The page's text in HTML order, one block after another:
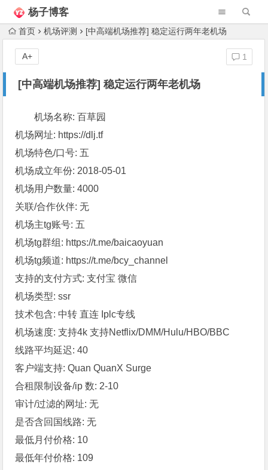
杨子博客
首页 机场评测 [中高端机场推荐] 稳定运行两年老机场
[中高端机场推荐] 稳定运行两年老机场
1
A+
机场名称: 百草园
机场网址: https://dlj.tf
机场特色/口号: 五
机场成立年份: 2018-05-01
机场用户数量: 4000
关联/合作伙伴: 无
机场主tg账号: 五
机场tg群组: https://t.me/baicaoyuan
机场tg频道: https://t.me/bcy_channel
支持的支付方式: 支付宝 微信
机场类型: ssr
技术包含: 中转 直连 Iplc专线
机场速度: 支持4k 支持Netflix/DMM/Hulu/HBO/BBC
线路平均延迟: 40
客户端支持: Quan QuanX Surge
合租限制设备/ip 数: 2-10
审计/过滤的网址: 无
是否含回国线路: 无
最低月付价格: 10
最低年付价格: 109